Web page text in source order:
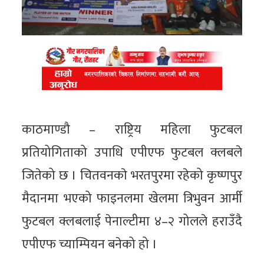
काठमाण्डौ – राष्ट्रिय महिला फुटबल
प्रतियोगिताको उपाधि एपीएफ फुटबल क्लबले
जितेको छ । चितवनकाे भरतपुरमा रहेको कृष्णपुर
मैदानमा भएको फाइनलमा खेलमा त्रिभुवन आर्मी
फुटबल क्लबलाई पेनाल्टीमा ४–२ गोलले हराउँदै
एपीएफ च्याम्पियन बनेको हो ।